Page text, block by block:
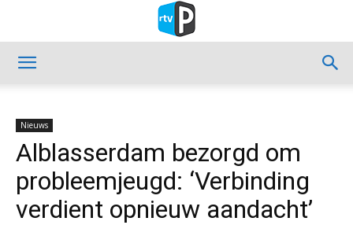
Nieuws
Alblasserdam bezorgd om
probleemjeugd: ‘Verbinding
verdient opnieuw aandacht’